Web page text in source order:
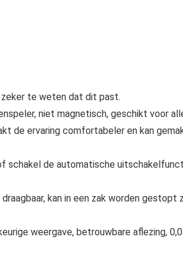
zeker te weten dat dit past.
niet magnetisch, geschikt voor
de ervaring comfortabeler en kan
schakel de automatische
kan in een zak worden
weergave, betrouwbare aflezing,